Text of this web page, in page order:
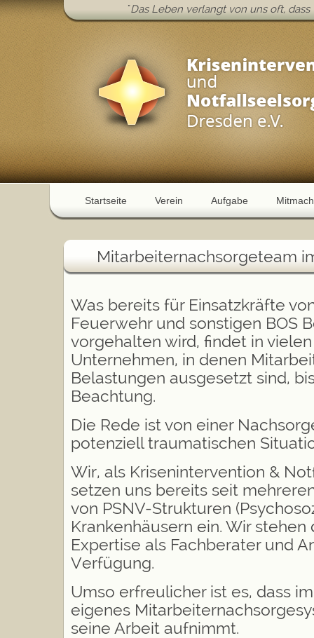
"Das Leben verlangt von uns oft,
Startseite Verein Aufgabe
Mitarbeiternachsorgeteam
Was bereits für Einsatzkräfte
Feuerwehr und sonstigen BOS
vorgehalten wird, findet in
Unternehmen, in denen
Belastungen ausgesetzt sind,
Beachtung.
Die Rede ist von einer
potenziell traumatischen
Wir, als Krisenintervention &
setzen uns bereits seit
von PSNV-Strukturen
Krankenhäusern ein. Wir
Expertise als Fachberater und
Verfügung.
Umso erfreulicher ist es, dass
eigenes
seine Arbeit aufnimmt.